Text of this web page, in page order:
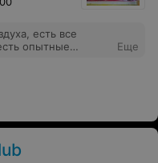
есть все
опытные
парковочных
Еще